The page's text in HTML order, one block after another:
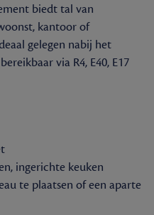
biedt tal van
kantoor of
gelegen nabij het
via R4, E40, E17
ingerichte keuken
te plaatsen of een aparte